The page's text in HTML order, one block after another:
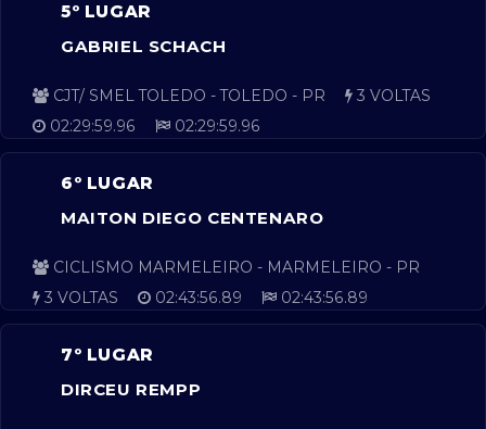
5º LUGAR
GABRIEL SCHACH
CJT/ SMEL TOLEDO - TOLEDO - PR
3 VOLTAS
02:29:59.96
02:29:59.96
6º LUGAR
MAITON DIEGO CENTENARO
CICLISMO MARMELEIRO - MARMELEIRO - PR
3 VOLTAS
02:43:56.89 02:43:56.89
7º LUGAR
DIRCEU REMPP